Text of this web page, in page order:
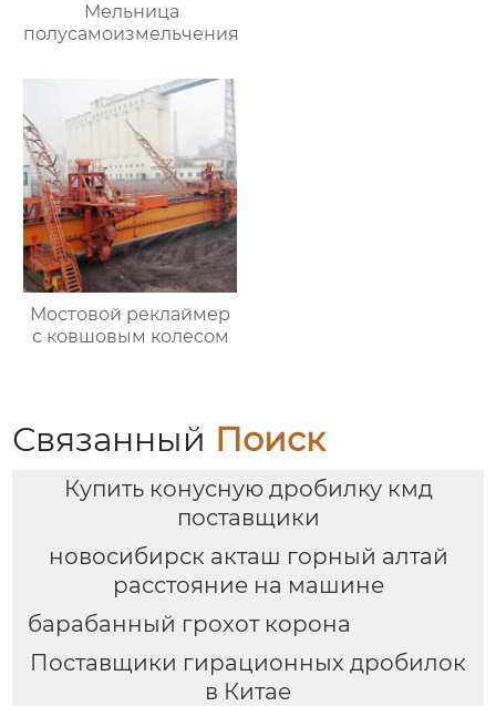
Мельница
полусамоизмельчения
Мостовой реклаймер
с ковшовым колесом
Связанный Поиск
Купить конусную дробилку кмд
поставщики
новосибирск акташ горный алтай
расстояние на машине
барабанный грохот корона
Поставщики гирационных дробилок
в Китае